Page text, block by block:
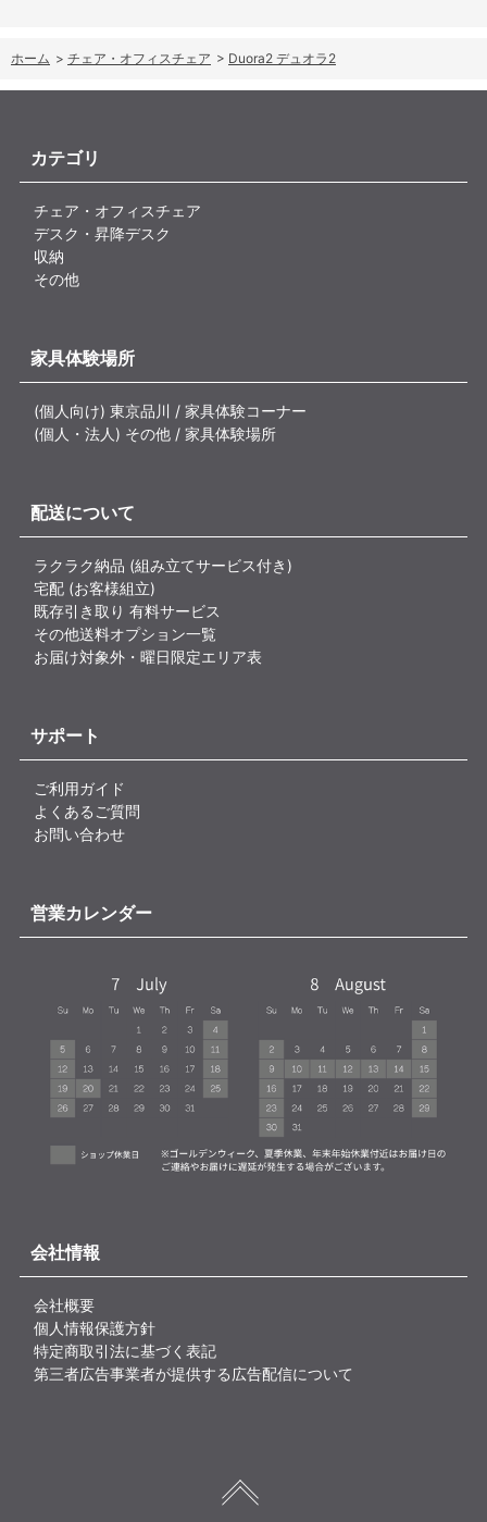
ホーム > チェア・オフィスチェア > Duora2 デュオラ2
カテゴリ
チェア・オフィスチェア
デスク・昇降デスク
収納
その他
家具体験場所
(個人向け) 東京品川 / 家具体験コーナー
(個人・法人) その他 / 家具体験場所
配送について
ラクラク納品 (組み立てサービス付き)
宅配 (お客様組立)
既存引き取り 有料サービス
その他送料オプション一覧
お届け対象外・曜日限定エリア表
サポート
ご利用ガイド
よくあるご質問
お問い合わせ
営業カレンダー
会社情報
会社概要
個人情報保護方針
特定商取引法に基づく表記
第三者広告事業者が提供する広告配信について